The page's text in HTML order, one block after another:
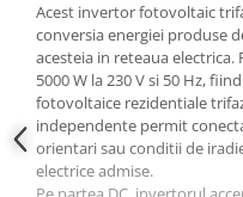
Acest invertor fotovoltaic
conversia energiei produse
acesteia in reteaua
5000 W la 230 V si 50 Hz,
fotovoltaice rezidentiale
independente permit
orientari sau conditii de
electrice admise.